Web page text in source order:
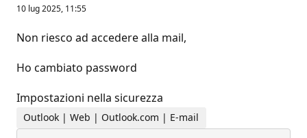
10 lug 2025, 11:55
Non riesco ad accedere alla mail,
Ho cambiato password
Impostazioni nella sicurezza
Outlook | Web | Outlook.com | E-mail